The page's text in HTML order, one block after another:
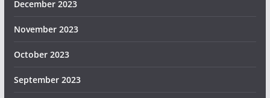
December 2023
November 2023
October 2023
September 2023